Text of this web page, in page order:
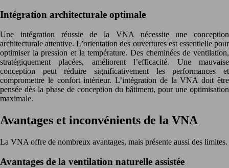
Intégration architecturale optimale
Une intégration réussie de la VNA nécessite une conception
architecturale attentive. L’orientation des ouvertures est essentielle pour
optimiser la pression et la température. Des cheminées de ventilation,
stratégiquement placées, améliorent l’efficacité. Une mauvaise
conception peut réduire significativement les performances et
compromettre le confort intérieur. L’intégration de la VNA doit être
pensée dès la phase de conception du bâtiment, pour une optimisation
maximale.
Avantages et inconvénients de la VNA
La VNA offre de nombreux avantages, mais présente aussi des limites.
Avantages de la ventilation naturelle assistée